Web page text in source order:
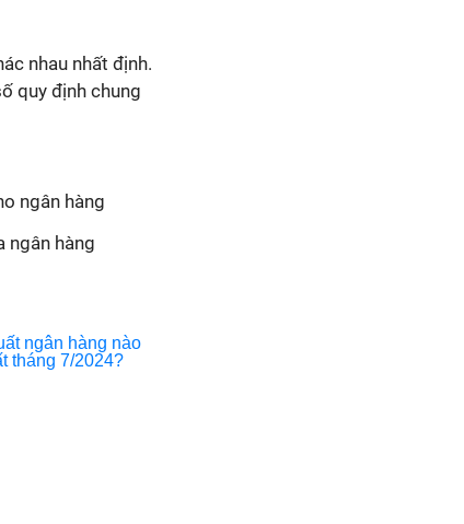
nhau nhất định.
quy định chung
ngân hàng
ngân hàng